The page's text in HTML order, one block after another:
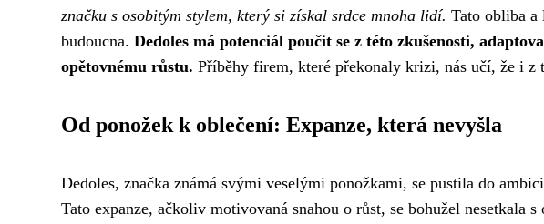
značku s osobitým stylem, který si získal srdce mnoha lidí. Tato obliba a
budoucna. Dedoles má potenciál poučit se z této zkušenosti,
opětovnému růstu. Příběhy firem, které překonaly krizi, nás učí, že i z
Od ponožek k oblečení: Expanze, která nevyšla
Dedoles, značka známá svými veselými ponožkami, se pustila do
Tato expanze, ačkoliv motivovaná snahou o růst, se bohužel nesetkala